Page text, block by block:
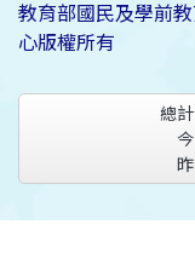
教育部國民及學前
心版權所有
總